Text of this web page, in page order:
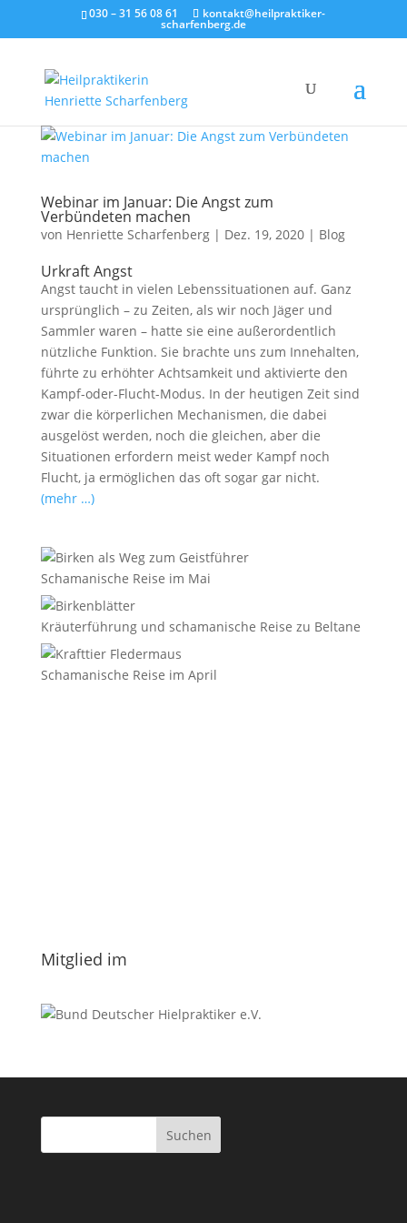
030 – 31 56 08 61 kontakt@heilpraktiker-
scharfenberg.de
Webinar im Januar: Die Angst zum
Verbündeten machen
von Henriette Scharfenberg| Dez. 19, 2020| Blog
Urkraft Angst
Angst taucht in vielen Lebenssituationen auf. Ganz
ursprünglich – zu Zeiten, als wir noch Jäger und
Sammler waren – hatte sie eine außerordentlich
nützliche Funktion. Sie brachte uns zum Innehalten,
führte zu erhöhter Achtsamkeit und aktivierte den
Kampf-oder-Flucht-Modus. In der heutigen Zeit sind
zwar die körperlichen Mechanismen, die dabei
ausgelöst werden, noch die gleichen, aber die
Situationen erfordern meist weder Kampf noch
Flucht, ja ermöglichen das oft sogar gar nicht.
(mehr …)
Schamanische Reise im Mai
Kräuterführung und schamanische Reise zu Beltane
Schamanische Reise im April
Mitglied im